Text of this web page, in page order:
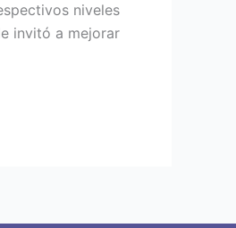
niveles
invitó a mejorar